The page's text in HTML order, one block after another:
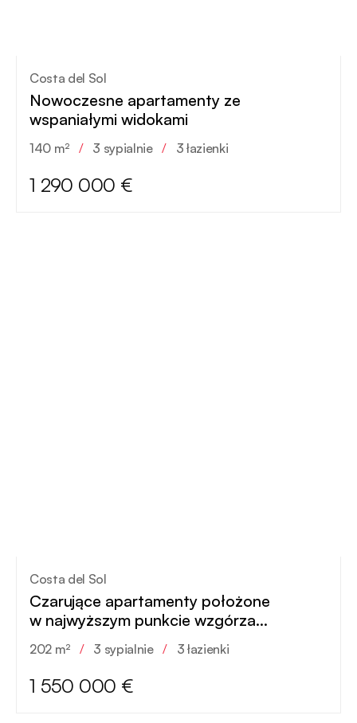
Costa del Sol
Nowoczesne apartamenty ze
wspaniałymi widokami
140 m² / 3 sypialnie / 3 łazienki
1 290 000 €
Costa del Sol
Czarujące apartamenty położone
w najwyższym punkcie wzgórza
w Benahavís
202 m² / 3 sypialnie / 3 łazienki
1 550 000 €